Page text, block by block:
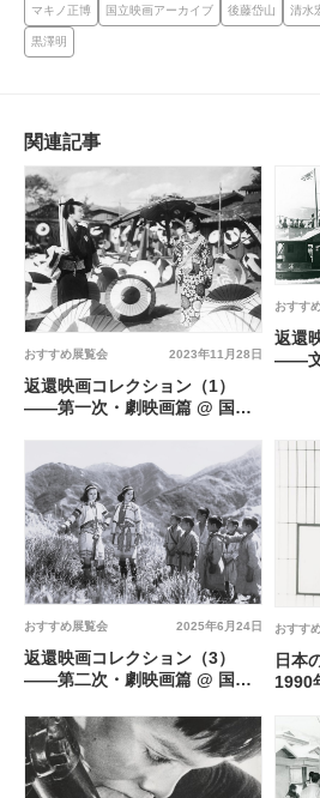
マキノ正博 国立映画アーカイブ 後藤岱山 清水
黒澤明
関連記事
2023年11月28日
おすすめ展覧会
返還映画コレクション（1）
――第一次・劇映画篇 @ 国立
おすす
返還
――文
2025年6月24日
おすすめ展覧会
返還映画コレクション（3）
――第二次・劇映画篇 @ 国立
おすす
日本
1990